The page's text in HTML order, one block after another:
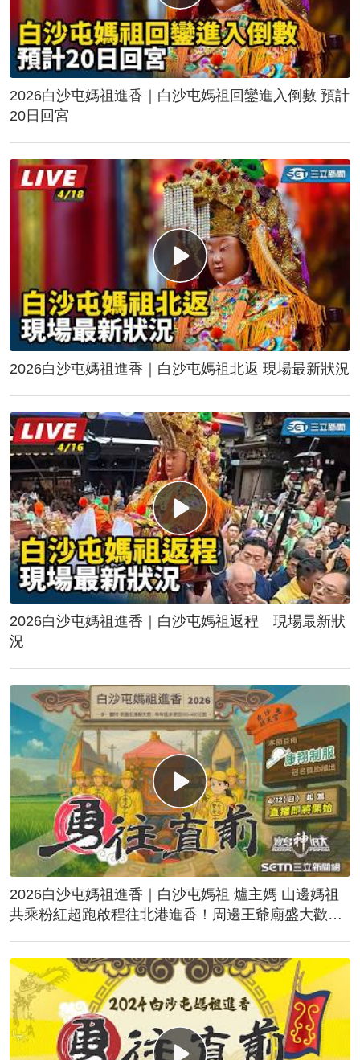
2026白沙屯媽祖進香｜白沙屯媽祖回鑾進入倒數 預計
20日回宮
2026白沙屯媽祖進香｜白沙屯媽祖北返 現場最新狀況
2026白沙屯媽祖進香｜白沙屯媽祖返程 現場最新狀
況
2026白沙屯媽祖進香｜白沙屯媽祖 爐主媽 山邊媽祖
共乘粉紅超跑啟程往北港進香！周邊王爺廟盛大歡